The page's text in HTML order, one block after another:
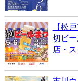
【松
切ビ
店・